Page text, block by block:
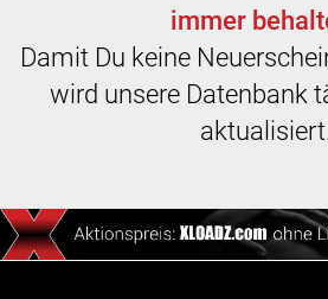
immer
Damit Du keine
wird unsere Datenbank